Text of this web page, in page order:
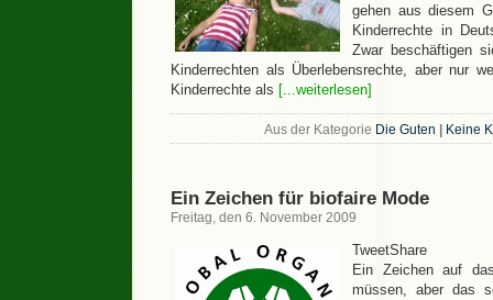
gehen aus diesem
Kinderrechte in
Zwar beschäftigen
Kinderrechten als Überlebensrechte, aber nur
Kinderrechte als [...weiterlesen]
Aus der Kategorie Die Guten Keine
Ein Zeichen für biofaire Mode
Freitag, den 6. November 2009
TweetShare
Ein Zeichen auf
müssen, aber das